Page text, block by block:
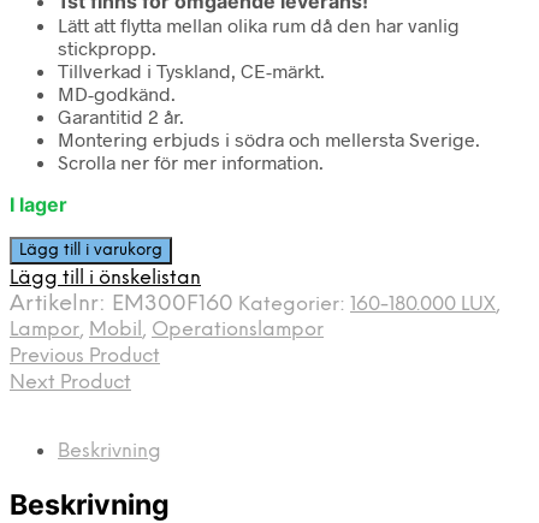
Lätt att flytta mellan olika rum då den har vanlig
stickpropp.
Tillverkad i Tyskland, CE-märkt.
MD-godkänd.
Garantitid 2 år.
Montering erbjuds i södra och mellersta Sverige.
Scrolla ner för mer information.
I lager
Operationslampa
mobil
med
160
000
lux
LED
mängd
Lägg till i varukorg
Lägg till i önskelistan
Artikelnr: EM300F160 Kategorier: 160-180.000 LUX,
Lampor, Mobil, Operationslampor
Previous Product
Next Product
Beskrivning
Beskrivning